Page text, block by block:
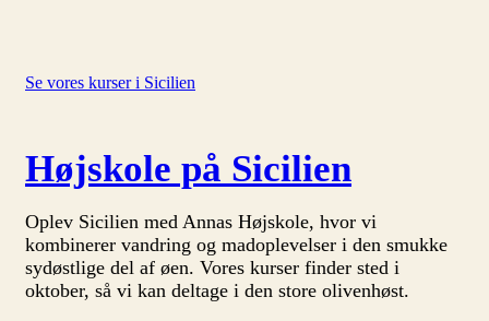
Se vores kurser i Sicilien
Højskole på Sicilien
Oplev Sicilien med Annas Højskole, hvor vi
kombinerer vandring og madoplevelser i den smukke
sydøstlige del af øen. Vores kurser finder sted i
oktober, så vi kan deltage i den store olivenhøst.